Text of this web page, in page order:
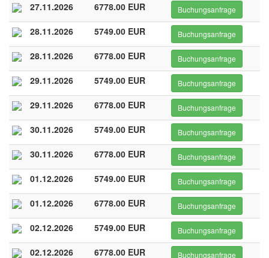
27.11.2026 6778.00 EUR Buchungsanfrage
28.11.2026 5749.00 EUR Buchungsanfrage
28.11.2026 6778.00 EUR Buchungsanfrage
29.11.2026 5749.00 EUR Buchungsanfrage
29.11.2026 6778.00 EUR Buchungsanfrage
30.11.2026 5749.00 EUR Buchungsanfrage
30.11.2026 6778.00 EUR Buchungsanfrage
01.12.2026 5749.00 EUR Buchungsanfrage
01.12.2026 6778.00 EUR Buchungsanfrage
02.12.2026 5749.00 EUR Buchungsanfrage
02.12.2026 6778.00 EUR Buchungsanfrage